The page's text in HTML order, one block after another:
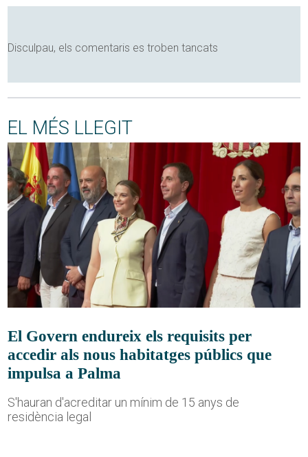
Disculpau, els comentaris es troben tancats
EL MÉS LLEGIT
El Govern endureix els requisits per
accedir als nous habitatges públics que
impulsa a Palma
S'hauran d'acreditar un mínim de 15 anys de
residència legal